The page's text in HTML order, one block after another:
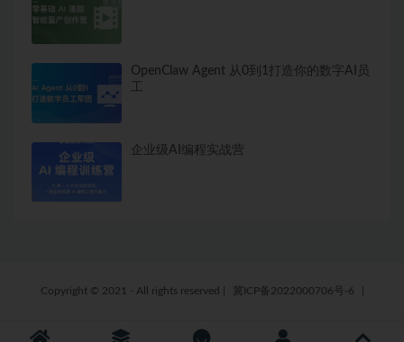
OpenClaw Agent 从0到1打造你的数字AI员
工
企业级AI编程实战营
Copyright © 2021 - All rights reserved 冀ICP备2022000706号-6